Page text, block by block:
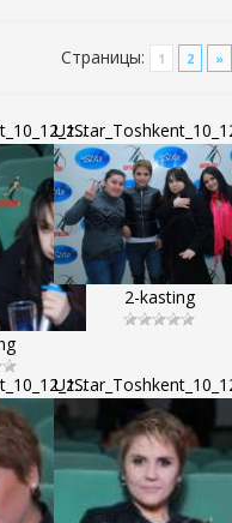
Страницы: 1 2 »
2-kasting